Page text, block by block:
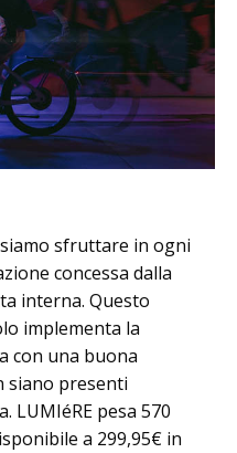
sfruttare in ogni
concessa dalla
interna. Questo
implementa la
con una buona
siano presenti
LUMIéRE pesa 570
a 299,95€ in